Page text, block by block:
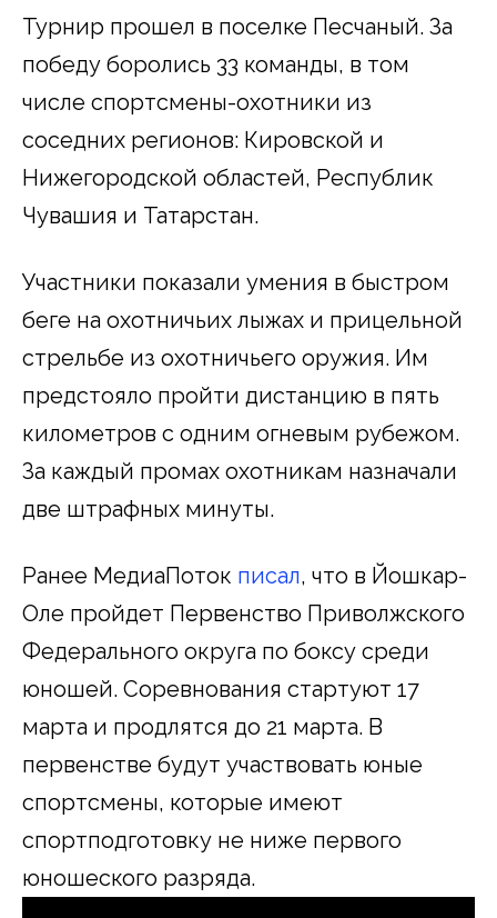
Турнир прошел в поселке Песчаный. За
победу боролись 33 команды, в том
числе спортсмены-охотники из
соседних регионов: Кировской и
Нижегородской областей, Республик
Чувашия и Татарстан.
Участники показали умения в быстром
беге на охотничьих лыжах и прицельной
стрельбе из охотничьего оружия. Им
предстояло пройти дистанцию в пять
километров с одним огневым рубежом.
За каждый промах охотникам назначали
две штрафных минуты.
Ранее МедиаПоток писал, что в Йошкар-
Оле пройдет Первенство Приволжского
Федерального округа по боксу среди
юношей. Соревнования стартуют 17
марта и продлятся до 21 марта. В
первенстве будут участвовать юные
спортсмены, которые имеют
спортподготовку не ниже первого
юношеского разряда.